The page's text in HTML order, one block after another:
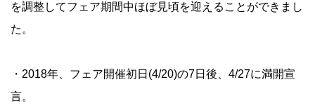
を調整してフェア期間中ほぼ見頃を迎えることができまし
た。
・2018年、フェア開催初日(4/20)の7日後、4/27に満開宣
言。